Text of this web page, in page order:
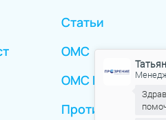
Статьи
ОМС
ОМС